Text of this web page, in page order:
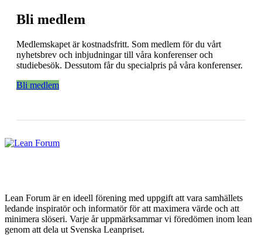
Bli medlem
Medlemskapet är kostnadsfritt. Som medlem för du vårt
nyhetsbrev och inbjudningar till våra konferenser och
studiebesök. Dessutom får du specialpris på våra konferenser.
Bli medlem
Lean Forum är en ideell förening med uppgift att vara samhällets
ledande inspiratör och informatör för att maximera värde och att
minimera slöseri. Varje år uppmärksammar vi föredömen inom lean
genom att dela ut Svenska Leanpriset.